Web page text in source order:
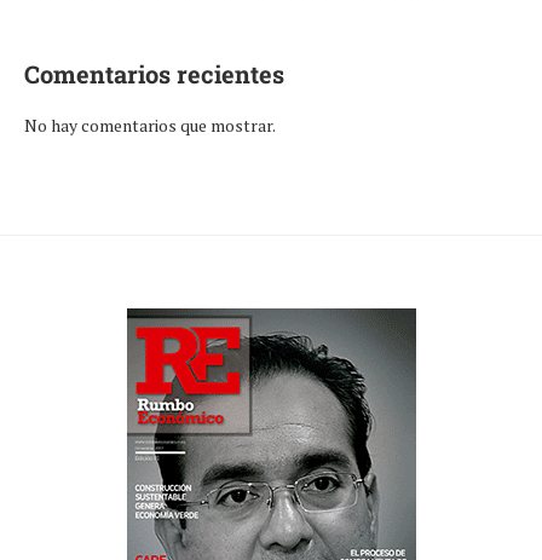
Comentarios recientes
No hay comentarios que mostrar.